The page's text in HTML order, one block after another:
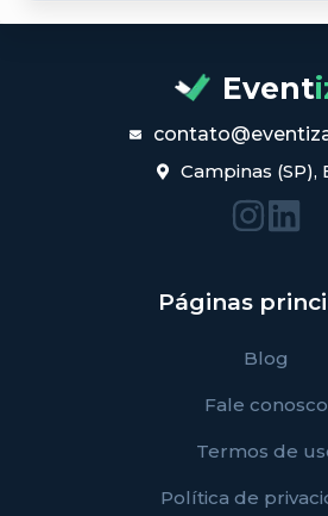
Event
Campinas (SP),
Páginas
Blog
Fale conosco
Termos de
Política de